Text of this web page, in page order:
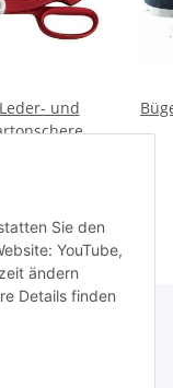
Sie den
YouTube,
ändern
Details finden
und
D) (20 cm)